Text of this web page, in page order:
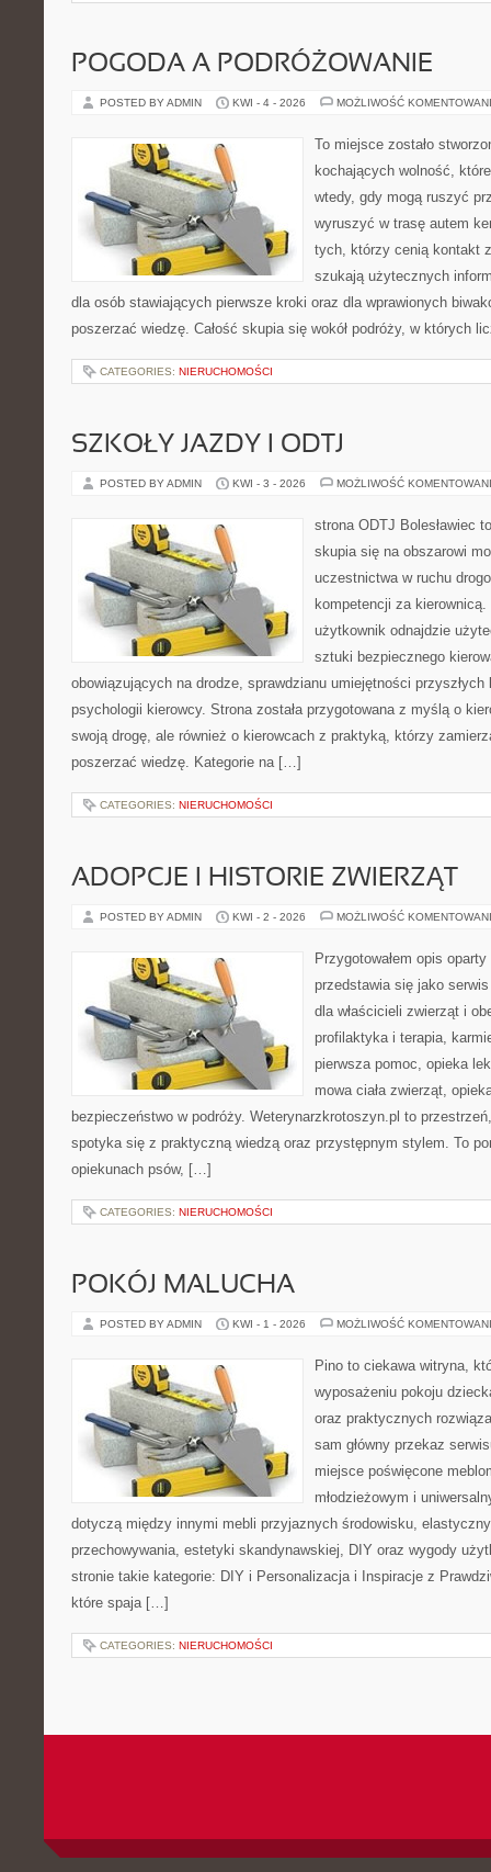
POGODA A PODRÓŻOWANIE
POSTED BY ADMIN KWI - 4 - 2026 MOŻLIWOŚĆ
To miejsce zostało
kochających wolność,
wtedy, gdy mogą ruszyć
wyruszyć w trasę autem
tych, którzy cenią kontakt
szukają użytecznych
dla osób stawiających pierwsze kroki oraz dla wprawionych
poszerzać wiedzę. Całość skupia się wokół podróży, w których
CATEGORIES: NIERUCHOMOŚCI
SZKOŁY JAZDY I ODTJ
POSTED BY ADMIN KWI - 3 - 2026 MOŻLIWOŚĆ
strona ODTJ Bolesławiec
skupia się na obszarowi
uczestnictwa w ruchu
kompetencji za
użytkownik odnajdzie
sztuki bezpiecznego
obowiązujących na drodze, sprawdzianu umiejętności przyszłych
psychologii kierowcy. Strona została przygotowana z myślą o
swoją drogę, ale również o kierowcach z praktyką, którzy
poszerzać wiedzę. Kategorie na […]
CATEGORIES: NIERUCHOMOŚCI
ADOPCJE I HISTORIE ZWIERZĄT
POSTED BY ADMIN KWI - 2 - 2026 MOŻLIWOŚĆ
Przygotowałem opis
przedstawia się jako
dla właścicieli zwierząt i
profilaktyka i terapia,
pierwsza pomoc, opieka
mowa ciała zwierząt,
bezpieczeństwo w podróży. Weterynarzkrotoszyn.pl to
spotyka się z praktyczną wiedzą oraz przystępnym stylem. To
opiekunach psów, […]
CATEGORIES: NIERUCHOMOŚCI
POKÓJ MALUCHA
POSTED BY ADMIN KWI - 1 - 2026 MOŻLIWOŚĆ
Pino to ciekawa witryna,
wyposażeniu pokoju
oraz praktycznych
sam główny przekaz
miejsce poświęcone
młodzieżowym i
dotyczą między innymi mebli przyjaznych środowisku,
przechowywania, estetyki skandynawskiej, DIY oraz wygody
stronie takie kategorie: DIY i Personalizacja i Inspiracje z
które spaja […]
CATEGORIES: NIERUCHOMOŚCI